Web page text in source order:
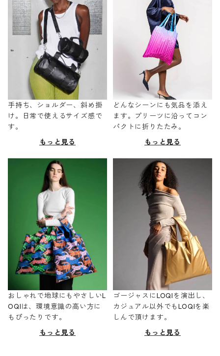
手持ち、ショルダー、斜め掛
け。日常で使えるサイズ感で
す。
もっと見る
どんなシーンにも気品を添え
ます。プリーツに沿ってコン
パクトに折りたたみ。
もっと見る
おしゃれで地球にもやさしいL
OQIは、環境意識の高い方に
もぴったりです。
もっと見る
ゴージャスにLOQIを演出し、
カジュアル以外でもLOQIを楽
しんで頂けます。
もっと見る